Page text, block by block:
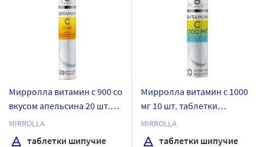
Мирролла витамин с 900 со
вкусом апельсина 20 шт.
таблетки шипучие
MIRROLLA
таблетки шипучие
Мирролла витамин с 1000
мг 10 шт. таблетки
шипучие со вкусом
апельсина массой 3800 мг
MIRROLLA
таблетки шипучие